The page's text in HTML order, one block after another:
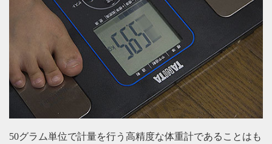
50グラム単位で計量を行う高精度な体重計であることはも